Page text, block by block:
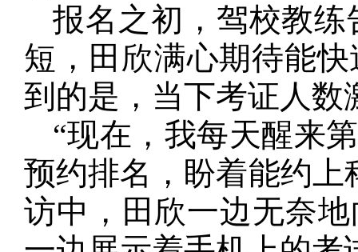
报名之初，驾校教
短，田欣满心期待能
到的是，当下考证人
“现在，我每天醒来
预约排名，盼着能约上
访中，田欣一边无奈